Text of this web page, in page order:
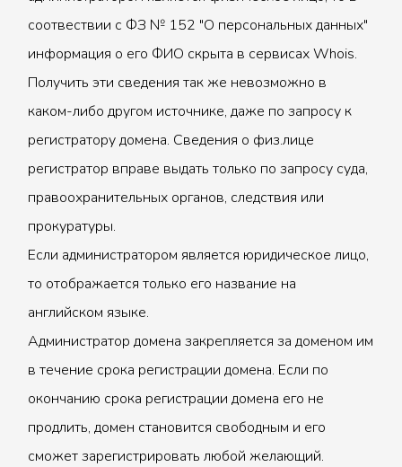
соотвествии с ФЗ № 152 "О персональных данных"
информация о его ФИО скрыта в сервисах Whois.
Получить эти сведения так же невозможно в
каком-либо другом источнике, даже по запросу к
регистратору домена. Сведения о физ.лице
регистратор вправе выдать только по запросу суда,
правоохранительных органов, следствия или
прокуратуры.
Если администратором является юридическое лицо,
то отображается только его название на
английском языке.
Администратор домена закрепляется за доменом им
в течение срока регистрации домена. Если по
окончанию срока регистрации домена его не
продлить, домен становится свободным и его
сможет зарегистрировать любой желающий.